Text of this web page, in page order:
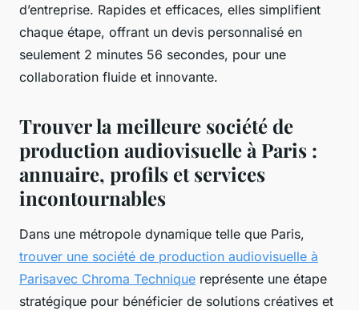
d’entreprise. Rapides et efficaces, elles simplifient
chaque étape, offrant un devis personnalisé en
seulement 2 minutes 56 secondes, pour une
collaboration fluide et innovante.
Trouver la meilleure société de
production audiovisuelle à Paris :
annuaire, profils et services
incontournables
Dans une métropole dynamique telle que Paris,
trouver une société de production audiovisuelle à
Parisavec Chroma Technique représente une étape
stratégique pour bénéficier de solutions créatives et